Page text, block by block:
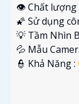
👁 Chất lượng
🌠 Sử dụng
💡 Tầm Nhìn
💦 Mẫu
️👮 Khả Năng :